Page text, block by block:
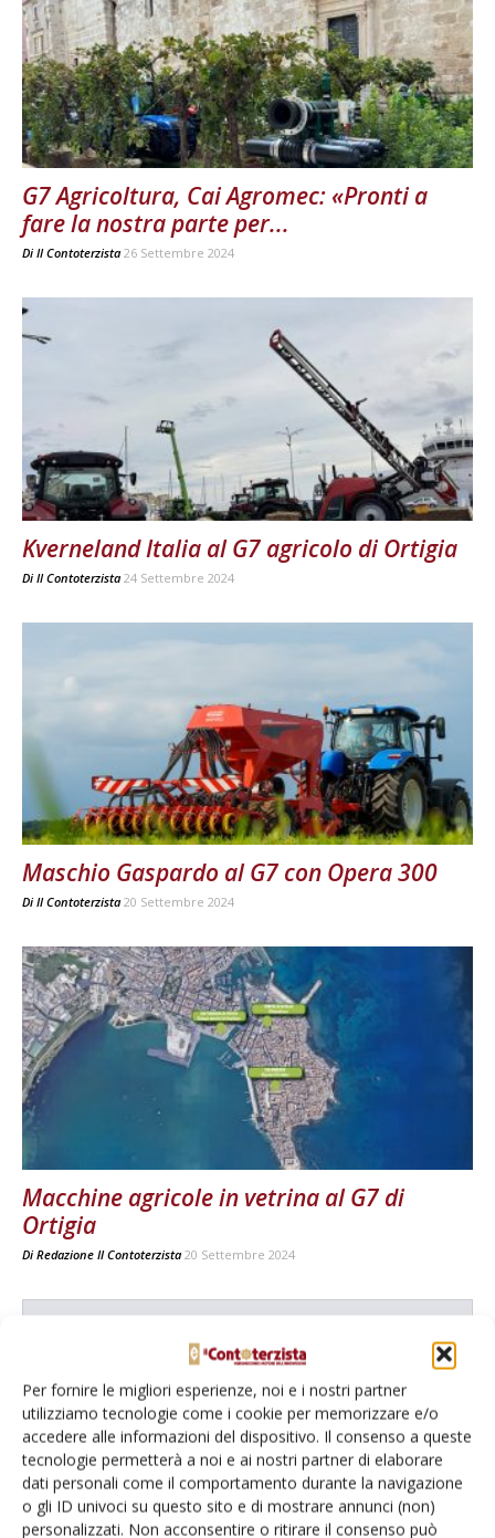
Per fornire le migliori esperienze, noi e i nostri partner
utilizziamo tecnologie come i cookie per memorizzare e/o
accedere alle informazioni del dispositivo. Il consenso a queste
tecnologie permetterà a noi e ai nostri partner di elaborare
dati personali come il comportamento durante la navigazione
o gli ID univoci su questo sito e di mostrare annunci (non)
personalizzati. Non acconsentire o ritirare il consenso può
G7 Agricoltura, Cai Agromec: «Pronti a
fare la nostra parte per...
Di Il Contoterzista 26 Settembre 2024
Kverneland Italia al G7 agricolo di Ortigia
Di Il Contoterzista 24 Settembre 2024
Maschio Gaspardo al G7 con Opera 300
Di Il Contoterzista 20 Settembre 2024
Macchine agricole in vetrina al G7 di
Ortigia
Di Redazione Il Contoterzista 20 Settembre 2024
Tecniche, prodotti e servizi dalle aziende